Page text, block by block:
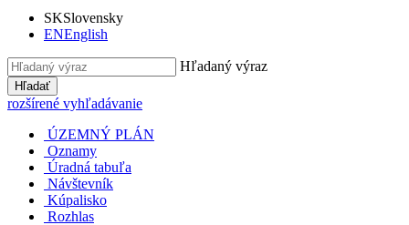
SKSlovensky
ENEnglish
Hľadaný výraz
Hľadať
rozšírené vyhľadávanie
ÚZEMNÝ PLÁN
Oznamy
Úradná tabuľa
Návštevník
Kúpalisko
Rozhlas